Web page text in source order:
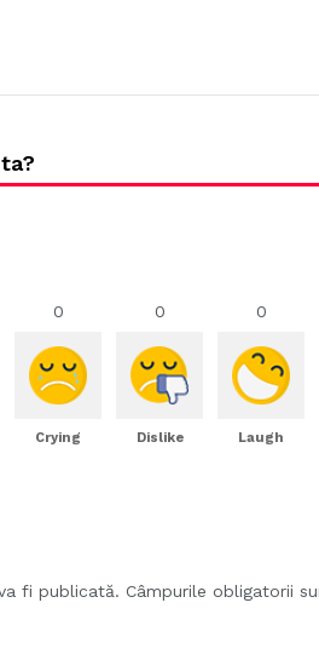
0
Crying
0
Dislike
0
Laugh
fi publicată. Câmpurile obligatorii